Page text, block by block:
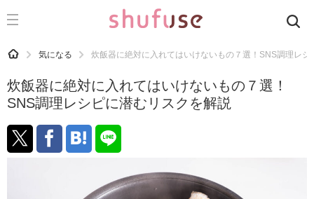
CATEGORY 記事カテゴリ
運気
洗濯
生活の知恵
HOME 気になる 炊飯器に絶対に入れてはいけないもの７選！SNS調理レシ
炊飯器に絶対に入れてはいけないもの７選！
SNS調理レシピに潜むリスクを解説